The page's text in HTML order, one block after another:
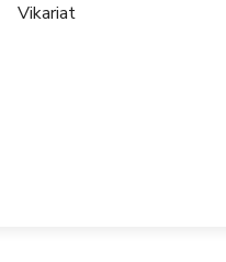
Vikariat